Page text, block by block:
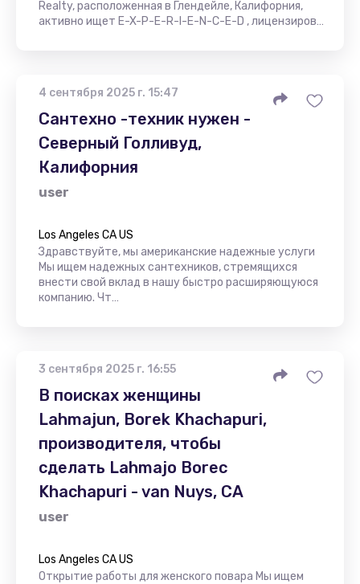
Realty, расположенная в Глендейле, Калифорния,
активно ищет E-X-P-E-R-I-E-N-C-E-D , лицензиров…
4 сентября 2025 г. 15:47
Сантехно -техник нужен -
Северный Голливуд,
Калифорния
user
Los Angeles CA US
Здравствуйте, мы американские надежные услуги
Мы ищем надежных сантехников, стремящихся
внести свой вклад в нашу быстро расширяющуюся
компанию. Чт…
3 сентября 2025 г. 16:55
В поисках женщины
Lahmajun, Borek Khachapuri,
производителя, чтобы
сделать Lahmajo Borec
Khachapuri - van Nuys, CA
user
Los Angeles CA US
Открытие работы для женского повара Мы ищем